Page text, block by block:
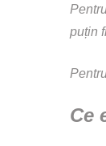
puțin
Ce